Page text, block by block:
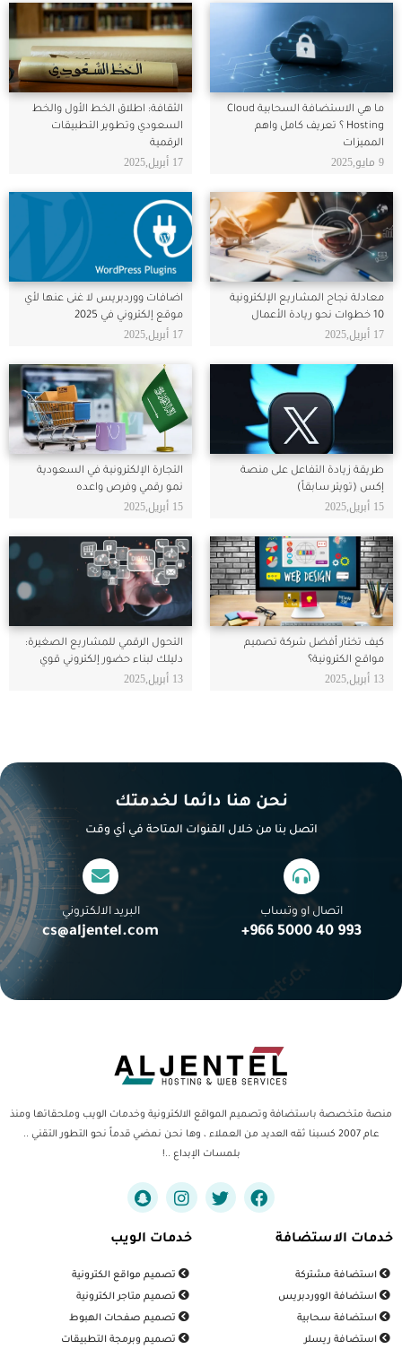
ما هي الاستضافة السحابية Cloud
Hosting ؟ تعريف كامل واهم
المميزات
9 مايو,2025
الثقافة: اطلاق الخط الأول والخط
السعودي وتطوير التطبيقات
الرقمية
17 أبريل,2025
معادلة نجاح المشاريع الإلكترونية
10 خطوات نحو ريادة الأعمال
17 أبريل,2025
اضافات ووردبريس لا غنى عنها لأي
موقع إلكتروني في 2025
17 أبريل,2025
طريقة زيادة التفاعل على منصة
إكس (تويتر سابقاً)
15 أبريل,2025
التجارة الإلكترونية في السعودية
نمو رقمي وفرص واعده
15 أبريل,2025
كيف تختار أفضل شركة تصميم
مواقع الكترونية؟
13 أبريل,2025
التحول الرقمي للمشاريع الصغيرة:
دليلك لبناء حضور إلكتروني قوي
13 أبريل,2025
نحن هنا دائما لخدمتك
اتصل بنا من خلال القنوات المتاحة في أي وقت
اتصال او وتساب
993 40 5000 966+
البريد الالكتروني
cs@aljentel.com
منصة متخصصة باستضافة وتصميم المواقع الالكترونية وخدمات الويب وملحقاتها ومنذ
عام 2007 كسبنا ثقه العديد من العملاء ، وها نحن نمضي قدماً نحو التطور التقني ..
بلمسات الإبداع ..!
خدمات الاستضافة
استضافة مشتركة
استضافة الووردبريس
استضافة سحابية
استضافة ريسلر
خدمات الويب
تصميم مواقع الكترونية
تصميم متاجر الكترونية
تصميم صفحات الهبوط
تصميم وبرمجة التطبيقات